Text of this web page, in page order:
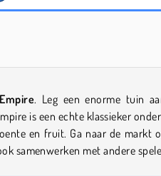
. Leg een enorme tuin
is een echte klassieker
en fruit. Ga naar de markt
samenwerken met andere